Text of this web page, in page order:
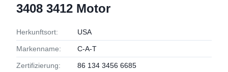
3408 3412 Motor
Herkunftsort: USA
Markenname: C-A-T
Zertifizierung: 86 134 3456 6685